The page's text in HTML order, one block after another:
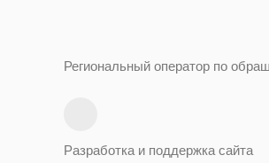
Региональный оператор по
Разработка и поддержка сайта